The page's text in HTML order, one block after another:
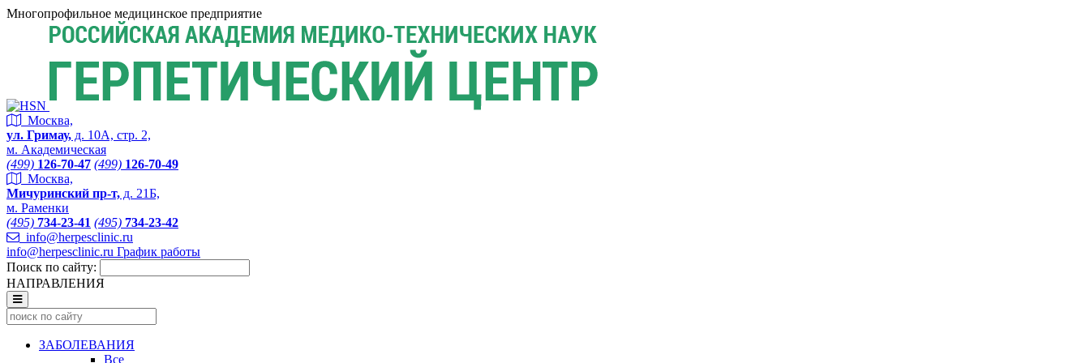
Многопрофильное медицинское предприятие
Москва,
ул. Гримау, д. 10А, стр. 2,
м. Академическая
(499) 126-70-47 (499) 126-70-49
Москва,
Мичуринский пр-т, д. 21Б,
м. Раменки
(495) 734-23-41 (495) 734-23-42
info@herpesclinic.ru
info@herpesclinic.ru График работы
Поиск по сайту:
НАПРАВЛЕНИЯ
ЗАБОЛЕВАНИЯ
Все